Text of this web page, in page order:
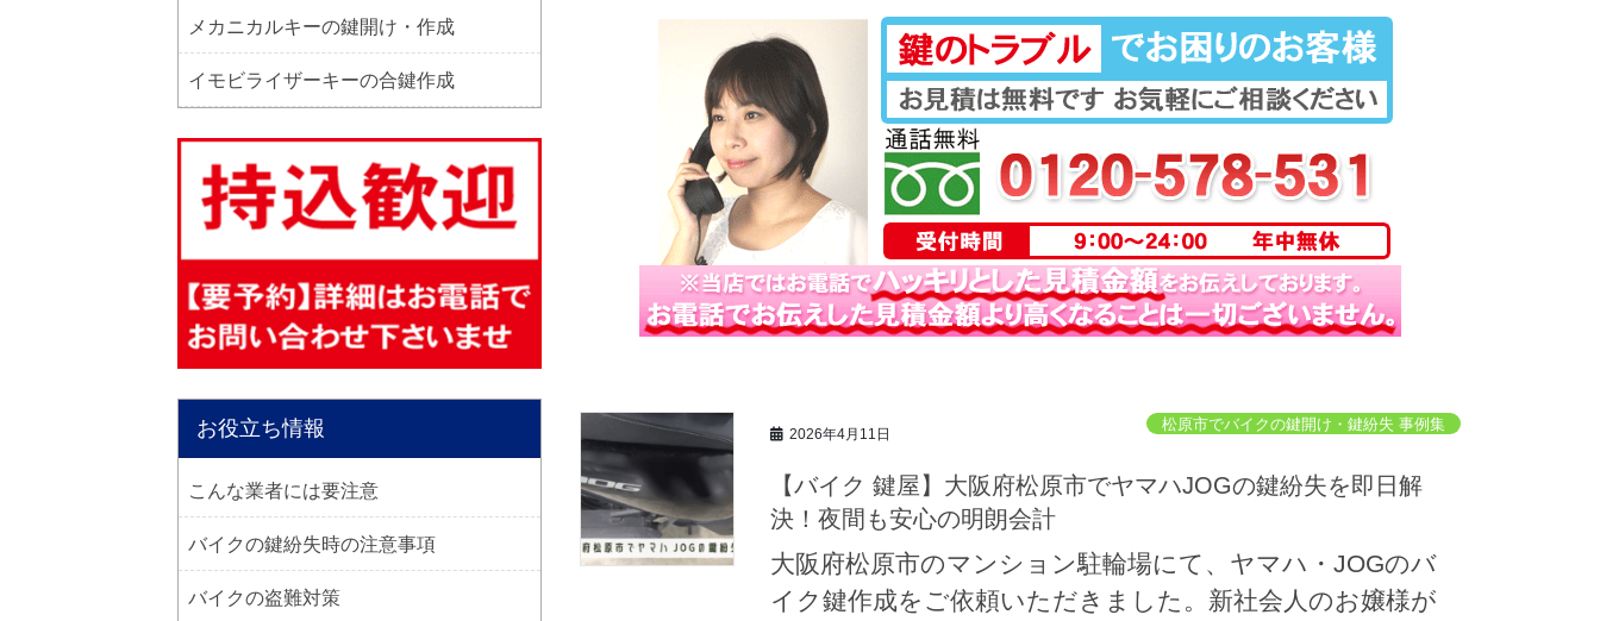
2026年4月11日
松原市でバイクの鍵開け・鍵紛失 事例集
【バイク 鍵屋】大阪府松原市でヤマハJOGの鍵紛失を即日解
決！夜間も安心の明朗会計
大阪府松原市のマンション駐輪場にて、ヤマハ・JOGのバ
イク鍵作成をご依頼いただきました。新社会人のお嬢様が
メカニカルキーの鍵開け・作成
イモビライザーキーの合鍵作成
お役立ち情報
こんな業者には要注意
バイクの鍵紛失時の注意事項
バイクの盗難対策